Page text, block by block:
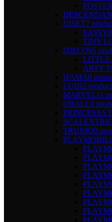
DISET7
SASSY
TINY
DJECO65
LITTLE
ARTY
HAMA0
LUDI2
MARVEL11
OBALL0
PRINCESAS
SCALEXTRIC
TRUNKI0
PLAYMOBIL